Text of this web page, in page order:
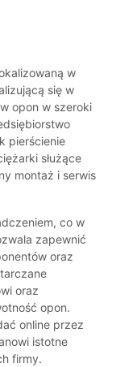
w
się w
opon w szeroki
pierścienie
służące
montaż i serwis
co w
zapewnić
oraz
oraz
opon.
online przez
istotne
firmy.